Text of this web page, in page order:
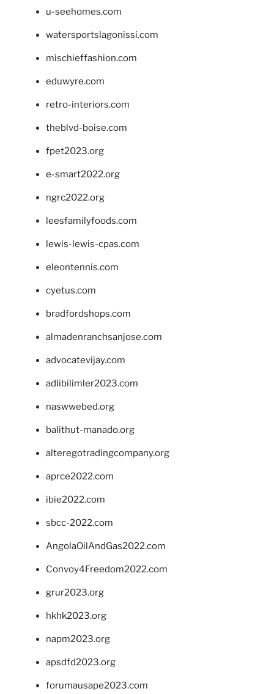
u-seehomes.com
watersportslagonissi.com
mischieffashion.com
eduwyre.com
retro-interiors.com
theblvd-boise.com
fpet2023.org
e-smart2022.org
ngrc2022.org
leesfamilyfoods.com
lewis-lewis-cpas.com
eleontennis.com
cyetus.com
bradfordshops.com
almadenranchsanjose.com
advocatevijay.com
adlibilimler2023.com
naswwebed.org
balithut-manado.org
alteregotradingcompany.org
aprce2022.com
ibie2022.com
sbcc-2022.com
AngolaOilAndGas2022.com
Convoy4Freedom2022.com
grur2023.org
hkhk2023.org
napm2023.org
apsdfd2023.org
forumausape2023.com